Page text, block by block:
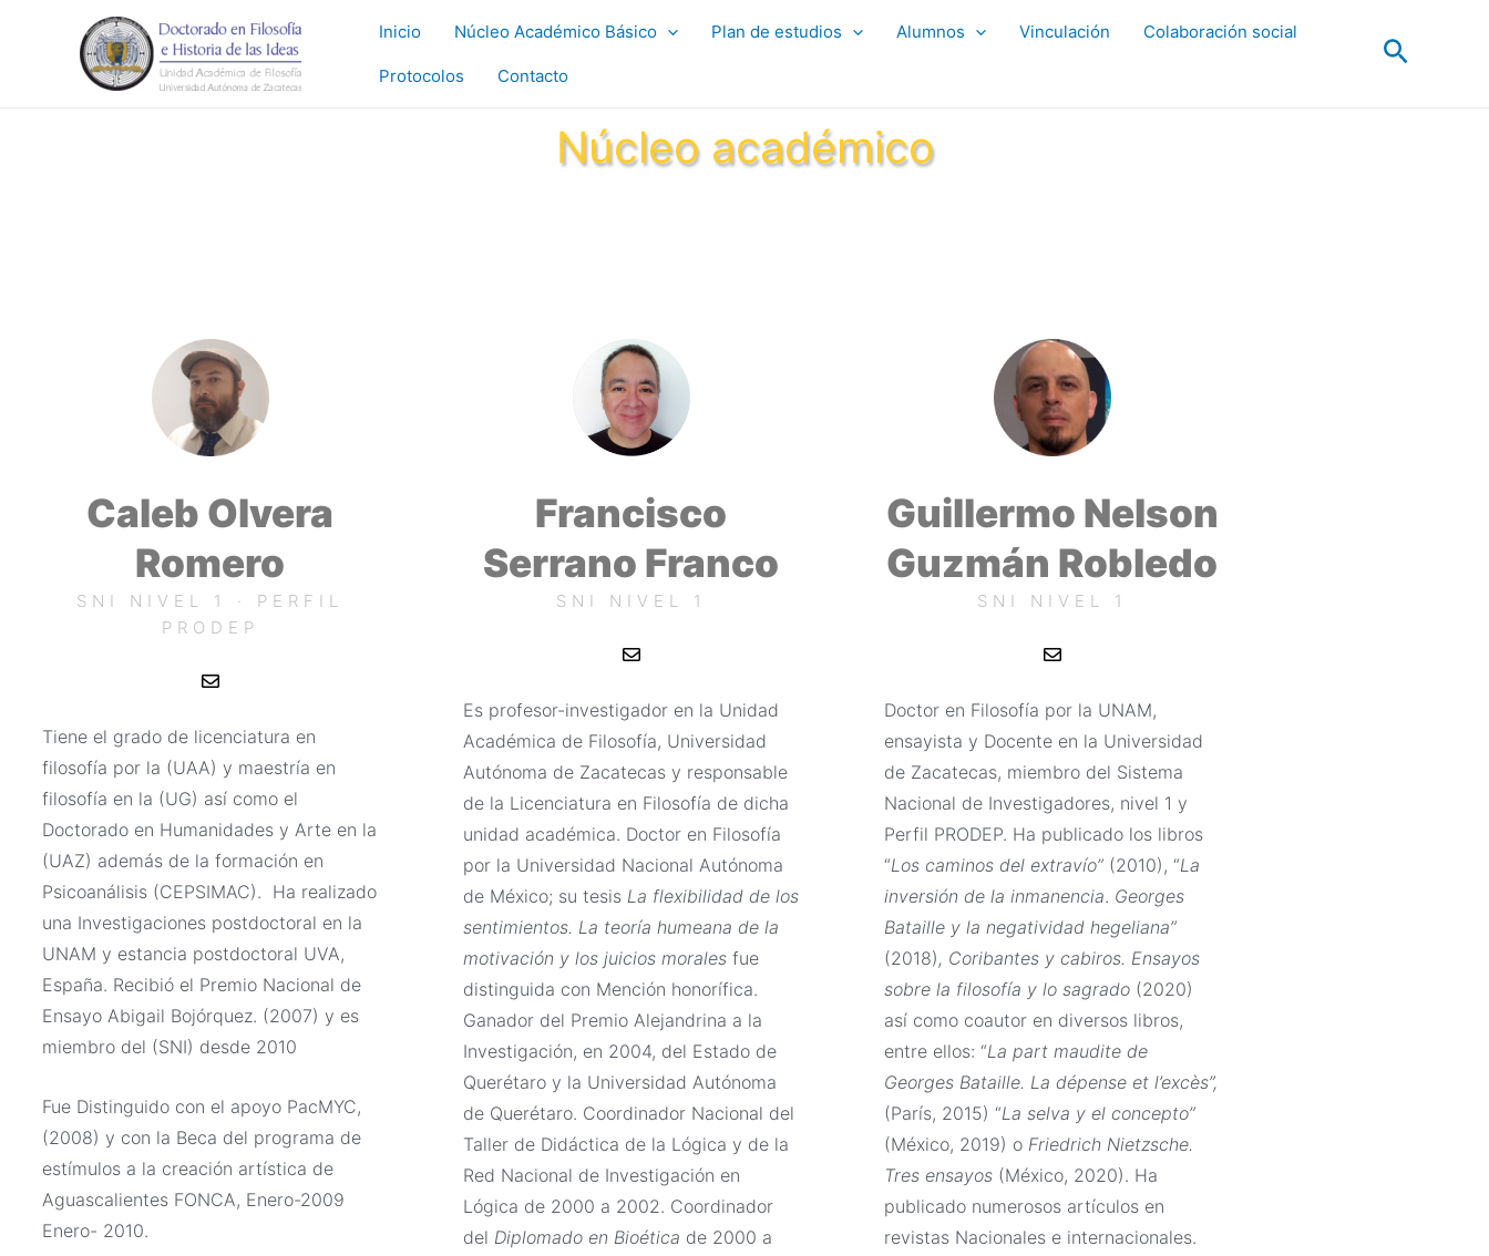
Inicio Núcleo Académico Básico Plan de estudios Alumnos Vinculación Colaboración social
Protocolos Contacto
Buscar
Núcleo académico
Caleb Olvera
Romero
SNI NIVEL 1 · PERFIL
PRODEP
E
n
l
o
p
e
Tiene el grado de licenciatura en
filosofía por la (UAA) y maestría en
filosofía en la (UG) así como el
Doctorado en Humanidades y Arte en la
(UAZ) además de la formación en
Psicoanálisis (CEPSIMAC). Ha realizado
una Investigaciones postdoctoral en la
UNAM y estancia postdoctoral UVA,
España. Recibió el Premio Nacional de
Ensayo Abigail Bojórquez. (2007) y es
miembro del (SNI) desde 2010
Fue Distinguido con el apoyo PacMYC,
(2008) y con la Beca del programa de
estímulos a la creación artística de
Aguascalientes FONCA, Enero-2009
Enero- 2010.
Francisco
Serrano Franco
SNI NIVEL 1
E
n
l
o
p
e
Es profesor-investigador en la Unidad
Académica de Filosofía, Universidad
Autónoma de Zacatecas y responsable
de la Licenciatura en Filosofía de dicha
unidad académica. Doctor en Filosofía
por la Universidad Nacional Autónoma
de México; su tesis La flexibilidad de los
sentimientos. La teoría humeana de la
motivación y los juicios moralesfue
distinguida con Mención honorífica.
Ganador del Premio Alejandrina a la
Investigación, en 2004, del Estado de
Querétaro y la Universidad Autónoma
de Querétaro. Coordinador Nacional del
Taller de Didáctica de la Lógica y de la
Red Nacional de Investigación en
Lógica de 2000 a 2002. Coordinador
del Diplomado en Bioética de 2000 a
Guillermo Nelson
Guzmán Robledo
SNI NIVEL 1
E
n
l
o
p
e
Doctor en Filosofía por la UNAM,
ensayista y Docente en la Universidad
de Zacatecas, miembro del Sistema
Nacional de Investigadores, nivel 1 y
Perfil PRODEP. Ha publicado los libros
“Los caminos del extravío” (2010), “La
inversión de la inmanencia. Georges
Bataille y la negatividad hegeliana”
(2018), Coribantes y cabiros. Ensayos
sobre la filosofía y lo sagrado(2020)
así como coautor en diversos libros,
entre ellos: “La part maudite de
Georges Bataille. La dépense et l’excès”,
(París, 2015) “La selva y el concepto”
(México, 2019) o Friedrich Nietzsche.
Tres ensayos(México, 2020). Ha
publicado numerosos artículos en
revistas Nacionales e internacionales.